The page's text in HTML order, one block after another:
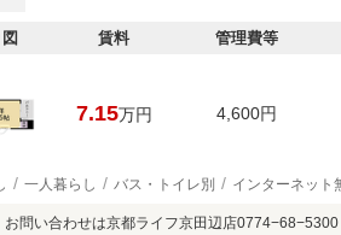
賃料 管理費等
7.15万円 4,600円
一人暮らし バス・トイレ別 インターネット
お問い合わせは京都ライフ京田辺店